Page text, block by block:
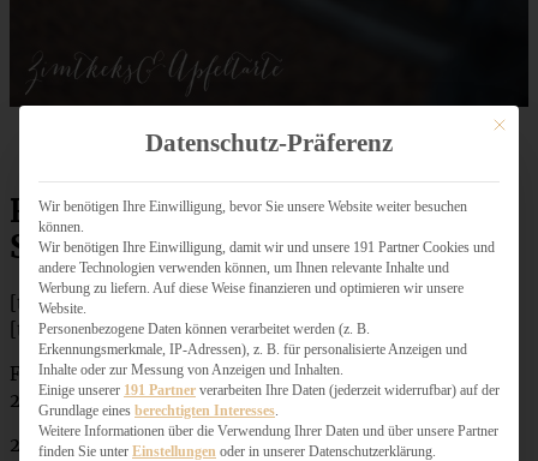
Rezept saftiger Guinness-
Schokoladenkuchen
[tabs]
[tab title=”Zutaten”]
Für eine Springform 24 cm:
250 ml Guinness Stout
250 g Butter
Mit
Datenschutz-Präferenz
Wir benötigen Ihre Einwilligung, bevor Sie unsere Website weiter besuchen
können.
Wir benötigen Ihre Einwilligung, damit wir und unsere 191 Partner Cookies und
andere Technologien verwenden können, um Ihnen relevante Inhalte und
Werbung zu liefern. Auf diese Weise finanzieren und optimieren wir unsere
Website.
Personenbezogene Daten können verarbeitet werden (z. B.
Erkennungsmerkmale, IP-Adressen), z. B. für personalisierte Anzeigen und
Inhalte oder zur Messung von Anzeigen und Inhalten.
Einige unserer 191 Partner verarbeiten Ihre Daten (jederzeit widerrufbar) auf der
Grundlage eines berechtigten Interesses
Weitere Informationen über die Verwendung Ihrer Daten und über unsere Partner
finden Sie unter Einstellungen oder in unserer Datenschutzerklärung.